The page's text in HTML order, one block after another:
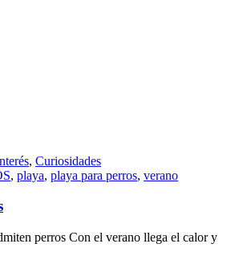
, Curiosidades
, playa, playa para perros, verano
perros Con el verano llega el calor y